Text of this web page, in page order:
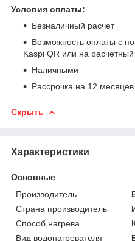
Условия оплаты:
Безналичный расчет
Возможность оплаты с
Kaspi QR или на
Наличными
Рассрочка на 12 месяцев
Скрыть
Характеристики
Основные
Производитель
Страна производитель
Способ нагрева
Вид водонагревателя